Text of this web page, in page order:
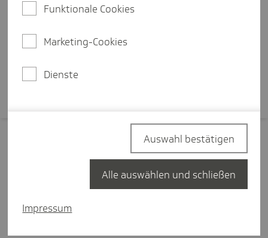
Gesundheit zukunftssicher
Mehr erfahren
Filter zurücksetzen
Alle Inhalte
Funktionale Cookies
Marketing-Cookies
Dienste
Impressum
Auswahl bestätigen
Alle auswählen und schließen